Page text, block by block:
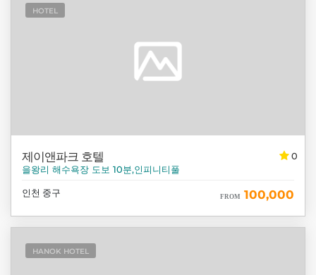
HOTEL
0
제이앤파크 호텔
을왕리 해수욕장 도보 10분,인피니티풀
인천 중구 FROM 100,000
HANOK HOTEL